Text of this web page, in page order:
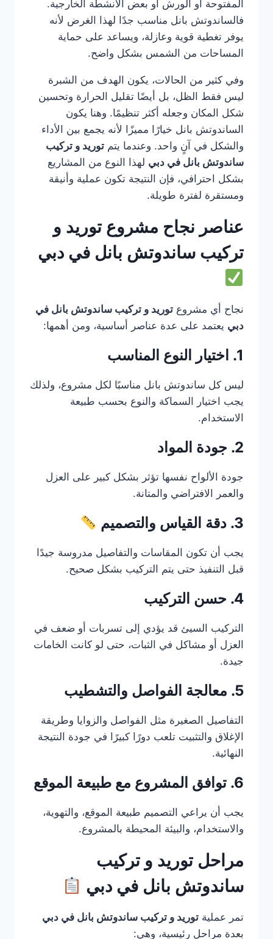
المفتوحة أو الورش أو بعض الأنشطة الخارجية.
فالساندوتش بانل مناسب جدًا لهذا الغرض لأنه
يوفر تغطية قوية وعازلة، ويساعد على حماية
المساحات من الشمس بشكل واضح.
وفي كثير من الحالات، يكون الهدف من الشبرة
ليس فقط الظل، بل أيضًا تقليل الحرارة وتحسين
شكل المكان وجعله أكثر تنظيمًا. وهنا يكون
الساندوتش بانل خيارًا مميزًا لأنه يجمع بين الأداء
والشكل في آنٍ واحد. وعندما يتم توريد و تركيب
ساندوتش بانل في دبي لهذا النوع من المشاريع
بشكل احترافي، فإن النتيجة تكون عملية وأنيقة
ومستقرة لفترة طويلة.
عناصر نجاح مشروع توريد و
تركيب ساندوتش بانل في دبي
نجاح أي مشروع توريد و تركيب ساندوتش بانل في
دبي يعتمد على عدة عناصر أساسية، ومن أهمها:
1. اختيار النوع المناسب
ليس كل ساندوتش بانل مناسبًا لكل مشروع، ولذلك
يجب اختيار السماكة والنوع بحسب طبيعة
الاستخدام.
2. جودة المواد
جودة الألواح نفسها تؤثر بشكل كبير على العزل
والعمر الافتراضي والمتانة.
3. دقة القياس والتصميم
يجب أن تكون المقاسات والتفاصيل مدروسة جيدًا
قبل التنفيذ حتى يتم التركيب بشكل صحيح.
4. حسن التركيب
التركيب السيئ قد يؤدي إلى تسربات أو ضعف في
العزل أو مشاكل في الثبات، حتى لو كانت الخامات
جيدة.
5. معالجة الفواصل والتشطيب
التفاصيل الصغيرة مثل الفواصل والزوايا وطريقة
الإغلاق والتثبيت تلعب دورًا كبيرًا في جودة النتيجة
النهائية.
6. توافق المشروع مع طبيعة الموقع
يجب أن يراعي التصميم طبيعة الموقع، والتهوية،
والاستخدام، والبيئة المحيطة بالمشروع.
مراحل توريد و تركيب
ساندوتش بانل في دبي
تمر عملية توريد و تركيب ساندوتش بانل في دبي
بعدة مراحل رئيسية، وهي: